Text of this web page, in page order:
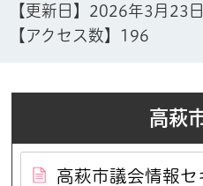
【更新日】 2026年3月23日
【アクセス数】
196
高萩
高萩市議会情報